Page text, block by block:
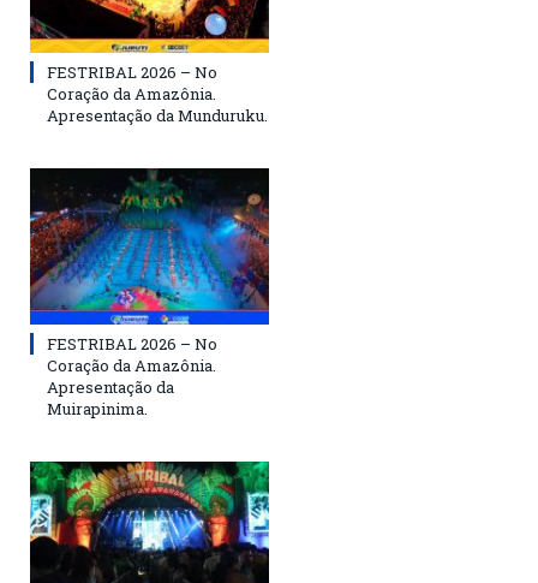
FESTRIBAL 2026 – No
Coração da Amazônia.
Apresentação da Munduruku.
FESTRIBAL 2026 – No
Coração da Amazônia.
Apresentação da
Muirapinima.